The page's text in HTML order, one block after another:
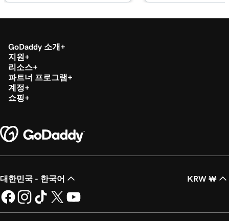
GoDaddy 소개
지원
리소스
파트너 프로그램
계정
쇼핑
대한민국 - 한국어 KRW ₩